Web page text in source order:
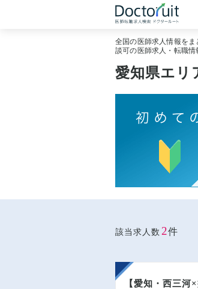
全国の医師求人情報をま
談可の医師求人・転職情
愛知県エリ
該当求人数 2件
【愛知・西三